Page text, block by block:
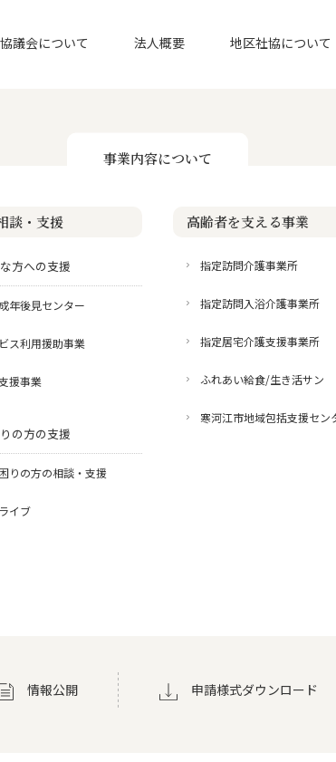
議会について 法人概要 地区社協について
事業内容について
談・支援
方への支援
年後見センター
ス利用援助事業
援事業
の方の支援
りの方の相談・支援
イブ
高齢者を支える事業
指定訪問介護事業所
指定訪問入浴介護事業所
指定居宅介護支援事業所
ふれあい給食/生き活サン
寒河江市地域包括支援セン
情報公開 申請様式ダウンロード